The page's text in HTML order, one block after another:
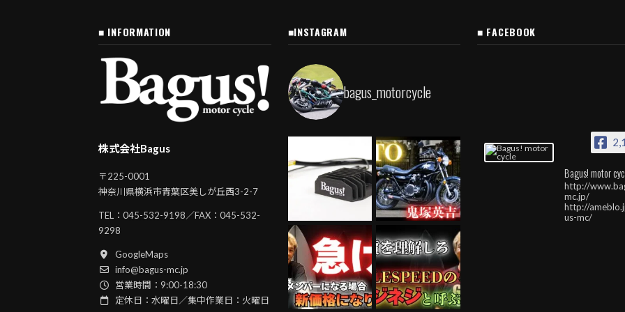
■ INFORMATION
株式会社Bagus
〒225-0001
神奈川県横浜市青葉区美しが丘西3-2-7
TEL： 045-532-9198／FAX：045-532-
9298
GoogleMaps
info@bagus-mc.jp
営業時間：9:00-18:30
定休日：水曜日／集中作業日：火曜日
■INSTAGRAM
bagus_motorcycle
■ FACEBOOK
Bagus! motor
http://
mc.jp/
http://
us-mc/